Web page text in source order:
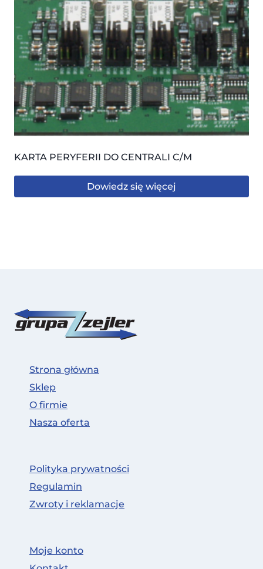
KARTA PERYFERII DO CENTRALI C/M
Dowiedz się więcej
Strona główna
Sklep
O firmie
Nasza oferta
Polityka prywatności
Regulamin
Zwroty i reklamacje
Moje konto